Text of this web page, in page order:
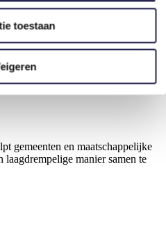
toestaan
gemeenten en maatschappelijke
laagdrempelige manier samen te